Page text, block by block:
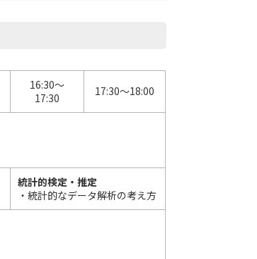
16:30～
17:30
17:30～18:00
統計的検定・推定
・統計的なデータ解析の考え方